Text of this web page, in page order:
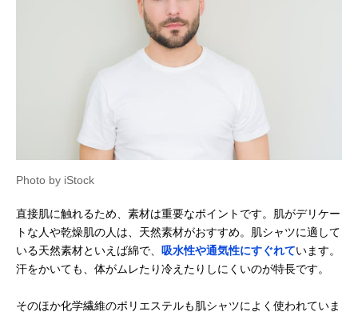
Amazonで見る
グンゼ 快適工房
細菌の繁殖を抑え
Amazonで見る
Amazonで見る
スガノ工房 タンク
トップ
ナチュラルな風合
いのオーガニック
コットン製
スガノ工房 ブラタ
取り外しできるブ
シャツ
フリーサイズ
Photo by iStock
直接肌に触れるため、素材は重要なポイントです。肌がデリケー
トな人や乾燥肌の人は、天然素材がおすすめ。肌シャツに適して
いる天然素材といえば綿で、
吸水性や通気性にすぐれています。
汗をかいても、体がムレたり冷えたりしにくいのが特長です。
そのほか化学繊維のポリエステルも肌シャツによく使われていま